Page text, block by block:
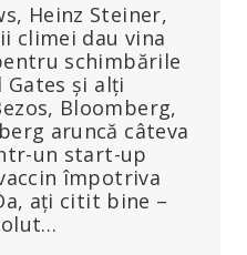
Heinz Steiner,
climei dau vina
schimbările
Gates și alți
Bloomberg,
aruncă câteva
un start-up
împotriva
ați citit bine –